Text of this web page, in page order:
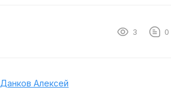
3 0
Данков Алексей